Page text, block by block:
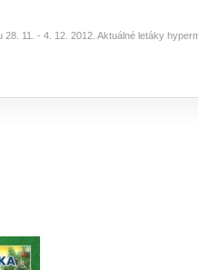
11. - 4. 12. 2012. Aktuálné letáky